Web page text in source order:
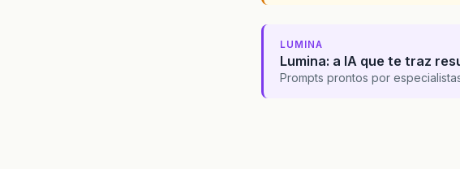
LUMINA
Lumina: a IA que te traz
Prompts prontos por